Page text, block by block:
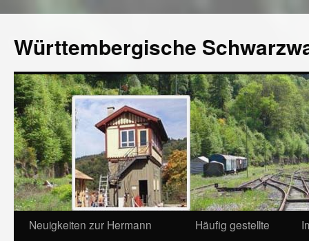
Württembergische
Neuigkeiten zur Hermann
Häufig gestellte